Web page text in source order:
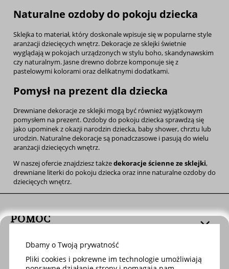
Naturalne ozdoby do pokoju dziecka
Sklejka to materiał, który doskonale wpisuje się w popularne style
aranżacji dziecięcych wnętrz. Dekoracje ze sklejki świetnie
wyglądają w pokojach urządzonych w stylu boho, skandynawskim
czy naturalnym. Jasne drewno dobrze komponuje się z
pastelowymi kolorami oraz delikatnymi dodatkami.
Pomysł na prezent dla dziecka
Drewniane dekoracje ze sklejki mogą być również wyjątkowym
pomysłem na prezent. Ozdoby do pokoju dziecka sprawdzą się
jako upominek z okazji narodzin dziecka, baby shower, chrztu lub
urodzin. Naturalne dekoracje są ponadczasowe i pasują do wielu
aranżacji dziecięcych wnętrz.
W naszej ofercie znajdziesz takżedekoracje ścienne ze sklejki,
drewniane literki do pokoju dziecka oraz inne naturalne ozdoby do
dziecięcych wnętrz.
POMOC
DOSTAWA
Dbamy o Twoją prywatność
Pliki cookies i pokrewne im technologie umożliwiają